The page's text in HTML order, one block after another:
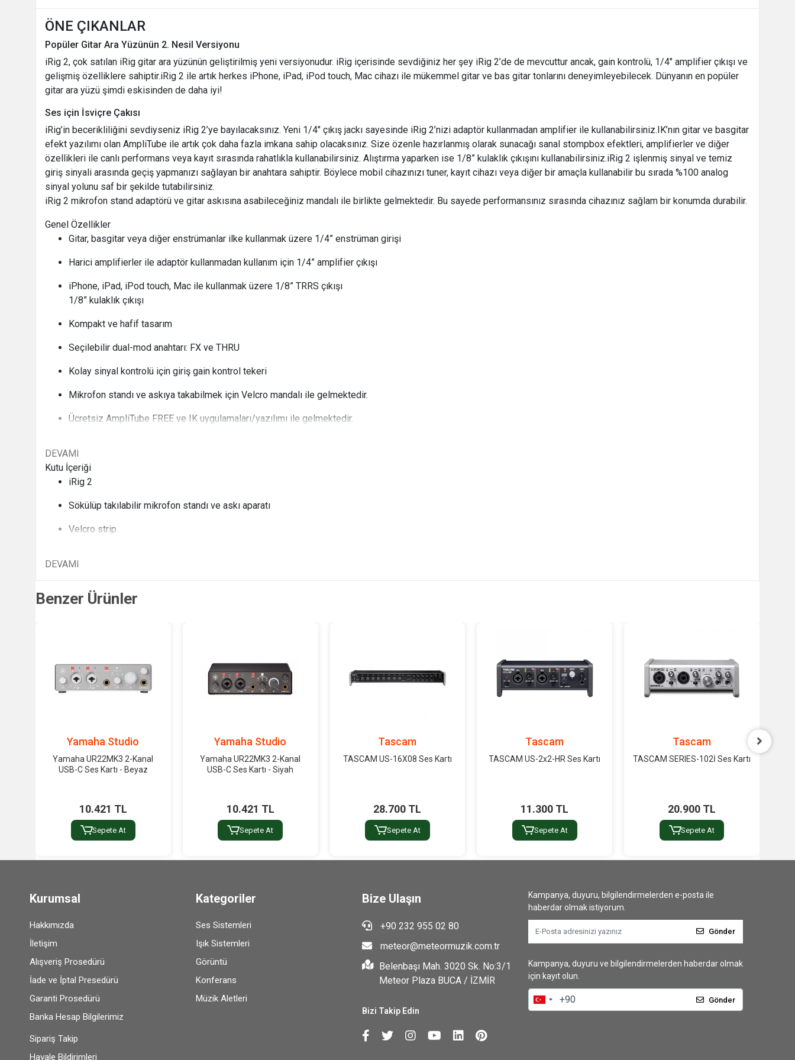
ÖNE ÇIKANLAR
Popüler Gitar Ara Yüzünün 2. Nesil Versiyonu
iRig 2, çok satılan iRig gitar ara yüzünün geliştirilmiş yeni versiyonudur. iRig içerisinde sevdiğiniz her şey iRig 2’de de mevcuttur ancak, gain kontrolü, 1/4" amplifier çıkışı ve
gelişmiş özelliklere sahiptir.iRig 2 ile artık herkes iPhone, iPad, iPod touch, Mac cihazı ile mükemmel gitar ve bas gitar tonlarını deneyimleyebilecek. Dünyanın en popüler
gitar ara yüzü şimdi eskisinden de daha iyi!
Ses için İsviçre Çakısı
iRig’in becerikliliğini sevdiyseniz iRig 2’ye bayılacaksınız. Yeni 1/4" çıkış jackı sayesinde iRig 2’nizi adaptör kullanmadan amplifier ile kullanabilirsiniz.IK’nın gitar ve basgitar
efekt yazılımı olan AmpliTube ile artık çok daha fazla imkana sahip olacaksınız. Size özenle hazırlanmış olarak sunacağı sanal stompbox efektleri, amplifierler ve diğer
özellikleri ile canlı performans veya kayıt sırasında rahatlıkla kullanabilirsiniz. Alıştırma yaparken ise 1/8” kulaklık çıkışını kullanabilirsiniz.iRig 2 işlenmiş sinyal ve temiz
giriş sinyali arasında geçiş yapmanızı sağlayan bir anahtara sahiptir. Böylece mobil cihazınızı tuner, kayıt cihazı veya diğer bir amaçla kullanabilir bu sırada %100 analog
sinyal yolunu saf bir şekilde tutabilirsiniz.
iRig 2 mikrofon stand adaptörü ve gitar askısına asabileceğiniz mandalı ile birlikte gelmektedir. Bu sayede performansınız sırasında cihazınız sağlam bir konumda durabilir.
Genel Özellikler
Gitar, basgitar veya diğer enstrümanlar ilke kullanmak üzere 1/4” enstrüman girişi
Harici amplifierler ile adaptör kullanmadan kullanım için 1/4” amplifier çıkışı
iPhone, iPad, iPod touch, Mac ile kullanmak üzere 1/8” TRRS çıkışı
1/8” kulaklık çıkışı
Kompakt ve hafif tasarım
Seçilebilir dual-mod anahtarı: FX ve THRU
Kolay sinyal kontrolü için giriş gain kontrol tekeri
Mikrofon standı ve askıya takabilmek için Velcro mandalı ile gelmektedir.
Ücretsiz AmpliTube FREE ve IK uygulamaları/yazılımı ile gelmektedir.
DEVAMI
Kutu İçeriği
iRig 2
Sökülüp takılabilir mikrofon standı ve askı aparatı
Velcro strip
DEVAMI
Benzer Ürünler
Yamaha Studio
Yamaha UR22MK3 2-Kanal
USB-C Ses Kartı - Beyaz
10.421 TL
Sepete At
Yamaha Studio
Yamaha UR22MK3 2-Kanal
USB-C Ses Kartı - Siyah
10.421 TL
Sepete At
Tascam
TASCAM US-16X08 Ses Kartı
28.700 TL
Sepete At
Tascam
TASCAM US-2x2-HR Ses Kartı
11.300 TL
Sepete At
Tascam
TASCAM SERIES-102İ Ses Kartı
20.900 TL
Sepete At
Kurumsal
Hakkımızda
İletişim
Alışveriş Prosedürü
İade ve İptal Presedürü
Garanti Prosedürü
Banka Hesap Bilgilerimiz
Sipariş Takip
Havale Bildirimleri
Kategoriler
Ses Sistemleri
Işık Sistemleri
Görüntü
Konferans
Müzik Aletleri
Bize Ulaşın
+90 232 955 02 80
meteor@meteormuzik.com.tr
Belenbaşı Mah. 3020 Sk. No:3/1
Meteor Plaza BUCA / İZMİR
Bizi Takip Edin
Kampanya, duyuru, bilgilendirmelerden e-posta ile
haberdar olmak istiyorum.
Gönder
Kampanya, duyuru ve bilgilendirmelerden haberdar olmak
için kayıt olun.
Gönder